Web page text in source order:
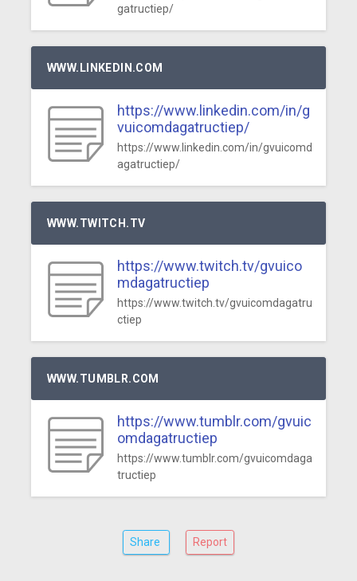
gatructiep/
WWW.LINKEDIN.COM
https://www.linkedin.com/in/g
vuicomdagatructiep/
https://www.linkedin.com/in/gvuicomd
agatructiep/
WWW.TWITCH.TV
https://www.twitch.tv/gvuico
mdagatructiep
https://www.twitch.tv/gvuicomdagatru
ctiep
WWW.TUMBLR.COM
https://www.tumblr.com/gvuic
omdagatructiep
https://www.tumblr.com/gvuicomdaga
tructiep
Share Report